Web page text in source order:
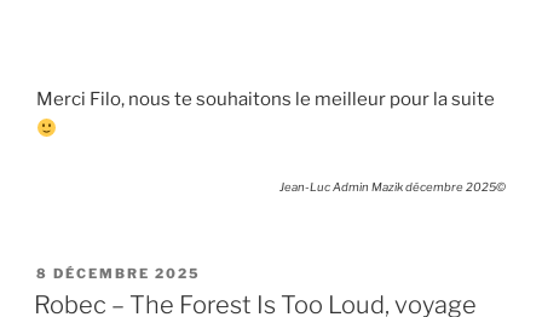
Merci Filo, nous te souhaitons le meilleur pour la suite
Jean-Luc Admin Mazik décembre 2025©
PUBLIÉ
LE
8 DÉCEMBRE 2025
Robec – The Forest Is Too Loud, voyage